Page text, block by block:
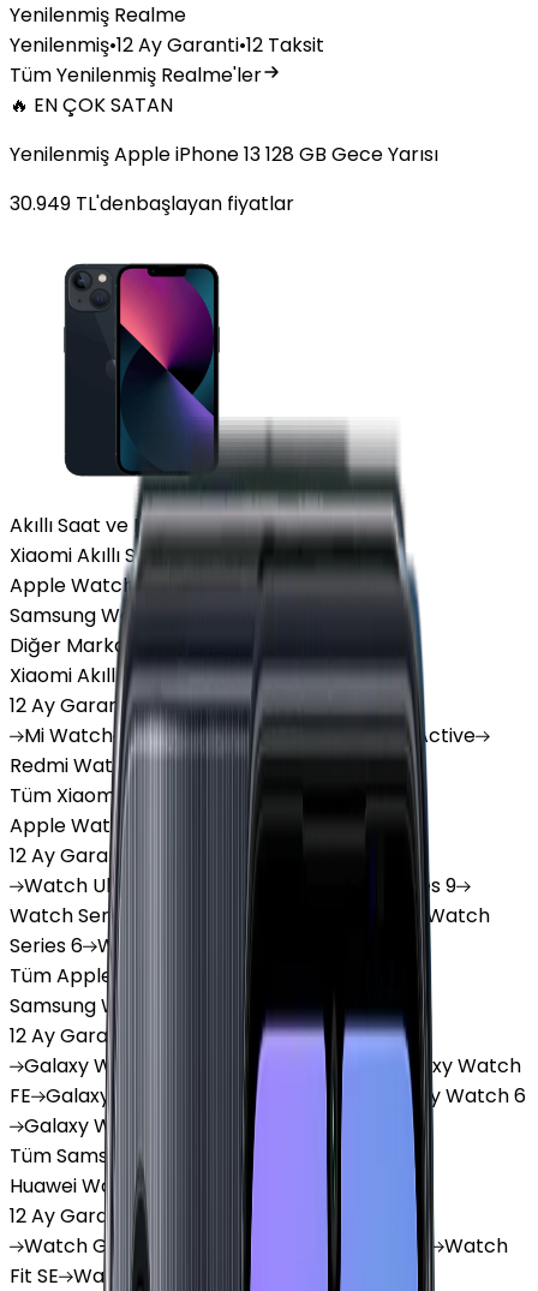
Yenilenmiş Realme
Yenilenmiş•12 Ay Garanti•12 Taksit
Tüm Yenilenmiş Realme'ler
🔥 EN ÇOK SATAN
Yenilenmiş Apple iPhone 13 128 GB Gece Yarısı
30.949 TL'denbaşlayan fiyatlar
Akıllı Saat ve Bileklik
Xiaomi Akıllı Saat
Apple Watch
Samsung Watch
Diğer Markalar
Xiaomi Akıllı Saat
12 Ay Garanti•6 Taksit
MiWatch MiWatch Lite Redmi
Watch 3 Active
RedmiWatch 5 Lite Redmi Watch 5 Active
Tüm Xiaomi Akıllı Saat'lar
Apple Watch
12 Ay Garanti
Watch Ultra
Series 9
WatchSeries 8 Series 7
Watch
Series 6 Watch
Tüm Apple Watch'lar
Samsung Watch
12 Ay Garanti
GalaxyWatch 7 Galaxy Watch Ultra GalaxyWatch
FE Galaxy Watch 4 Galaxy Watch 5 GalaxyWatch 6
GalaxyWatch8
Tüm Samsung Watch'lar
Huawei Watch
12 Ay Garanti • 6 Taksit
WatchGT 4 GT 5 Watch GT 5 Pro
Watch
Fit SE WatchFit 3 Watch